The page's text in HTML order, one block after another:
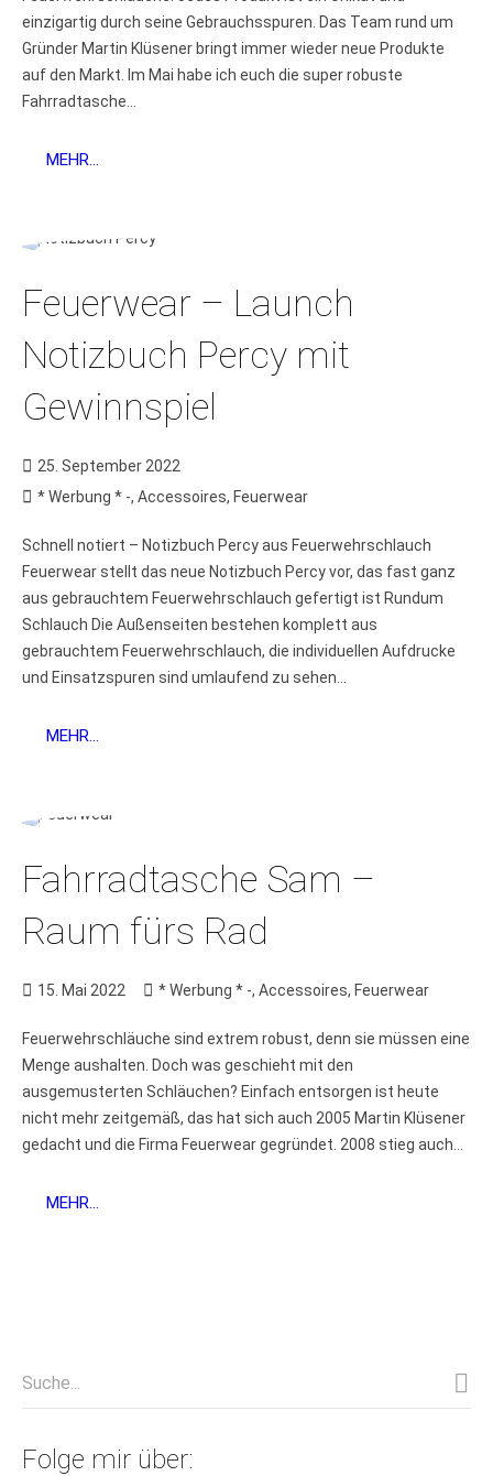
einzigartig durch seine Gebrauchsspuren. Das Team rund um
Gründer Martin Klüsener bringt immer wieder neue Produkte
auf den Markt. Im Mai habe ich euch die super robuste
Fahrradtasche...
MEHR...
Feuerwear – Launch
Notizbuch Percy mit
Gewinnspiel
25. September 2022
* Werbung * -, Accessoires, Feuerwear
Schnell notiert – Notizbuch Percy aus Feuerwehrschlauch
Feuerwear stellt das neue Notizbuch Percy vor, das fast ganz
aus gebrauchtem Feuerwehrschlauch gefertigt ist Rundum
Schlauch Die Außenseiten bestehen komplett aus
gebrauchtem Feuerwehrschlauch, die individuellen Aufdrucke
und Einsatzspuren sind umlaufend zu sehen...
MEHR...
Fahrradtasche Sam –
Raum fürs Rad
15. Mai 2022 * Werbung * -, Accessoires, Feuerwear
Feuerwehrschläuche sind extrem robust, denn sie müssen eine
Menge aushalten. Doch was geschieht mit den
ausgemusterten Schläuchen? Einfach entsorgen ist heute
nicht mehr zeitgemäß, das hat sich auch 2005 Martin Klüsener
gedacht und die Firma Feuerwear gegründet. 2008 stieg auch...
MEHR...
Folge mir über: